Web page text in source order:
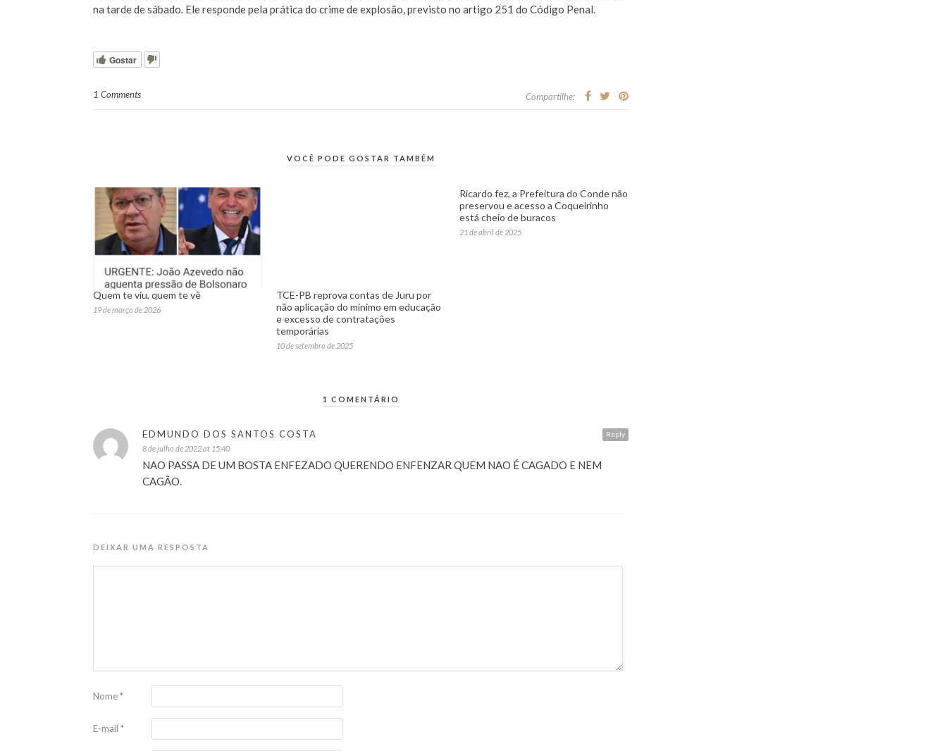
na tarde de sábado. Ele responde pela prática do crime de explosão, previsto no artigo 251 do Código Penal.
Gostar
1 Comments Compartilhe:
VOCÊ PODE GOSTAR TAMBÉM
Quem te viu, quem te vê
19 de março de 2026
TCE-PB reprova contas de Juru por
não aplicação do mínimo em educação
e excesso de contratações
temporárias
10 de setembro de 2025
Ricardo fez, a Prefeitura do Conde não
preservou e acesso a Coqueirinho
está cheio de buracos
21 de abril de 2025
1 COMENTÁRIO
Reply
EDMUNDO DOS SANTOS COSTA
8 de julho de 2022 at 15:40
NAO PASSA DE UM BOSTA ENFEZADO QUERENDO ENFENZAR QUEM NAO É CAGADO E NEM
CAGÃO.
DEIXAR UMA RESPOSTA
Nome*
E-mail *